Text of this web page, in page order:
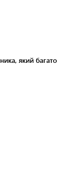
який багато